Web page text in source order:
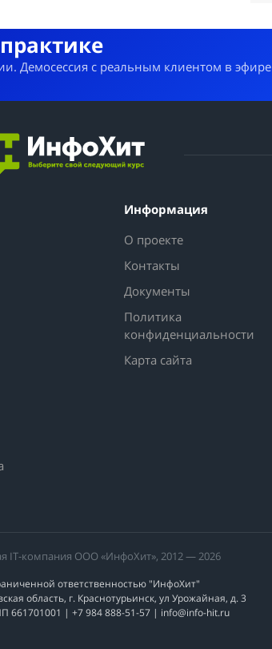
Демосессия с реальным клиентом в эфире
Информация
О проекте
Контакты
Документы
Политика
конфиденциальности
Карта сайта
IT-компания ООО «ИнфоХит», 2012 — 2026
ответственностью "ИнфоХит"
область, г. Краснотурьинск, ул Урожайная, д. 3
661701001 | +7 984 888-51-57 | info@info-hit.ru